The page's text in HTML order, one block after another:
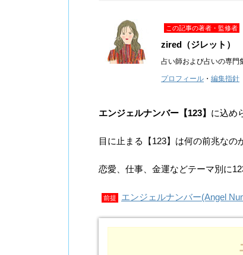
この記事の著者・監修者
zired（ジレット）
占い師および占いの専門
プロフィール ・ 編集指針
エンジェルナンバー【123】 に込め
目に止まる【123】は何の前兆なの
恋愛、仕事、金運などテーマ別に
前提 エンジェルナンバー(Angel